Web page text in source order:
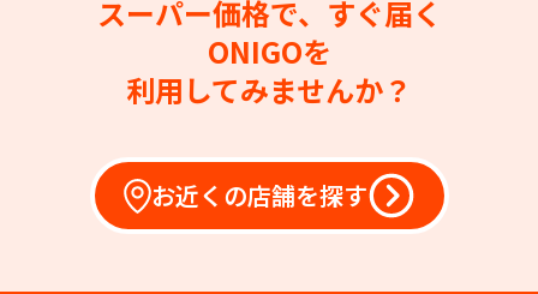
スーパー価格で、すぐ届く
ONIGOを
利用してみませんか？
お近くの店舗を探す